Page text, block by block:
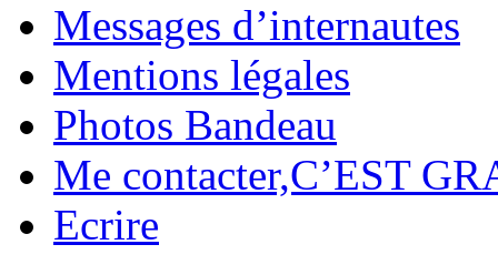
Messages d’internautes
Mentions légales
Photos Bandeau
Me contacter,C’EST
Ecrire